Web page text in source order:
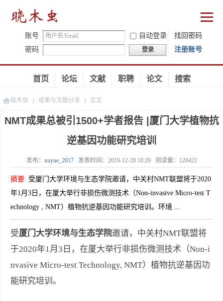
账号 自动登录
找回密码
密码
登录 注册账号
首页 论坛 文献 职聘 论文 搜索
晓木虫 成果与文献分享
»
正文
NMT成果总被引1500+学者报告 |厦门大学植物抗
逆基因功能研究培训
发布： xuyue_2017 发表时间： 2019-12-28 10:29 阅读量： 120422
摘要: 受厦门大学环境与生态学院邀请，中关村NMT联盟将于2020
年1月3日，在厦大举行非损伤微测技术（Non-invasive Micro-test T
echnology , NMT）植物抗逆基因功能研究培训。环境 ...
受厦门大学环境与生态学院邀请，中关村NMT联盟将
于2020年1月3日，在厦大举行非损伤微测技术（Non-i
nvasive Micro-test Technology, NMT）植物抗逆基因功
能研究培训。